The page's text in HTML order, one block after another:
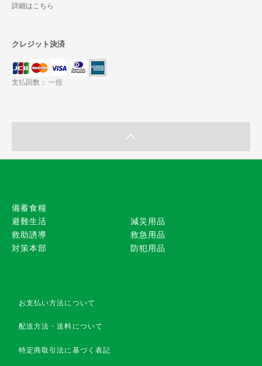
詳細はこちら
クレジット決済
支払回数： 一括
備蓄食糧
避難生活
救助誘導
対策本部
減災用品
救急用品
防犯用品
お支払い方法について
配送方法・送料について
特定商取引法に基づく表記